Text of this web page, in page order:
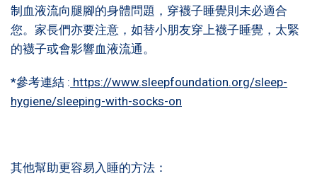
制血液流向腿腳的身體問題，穿襪子睡覺則未必適合
您。家長們亦要注意，如替小朋友穿上襪子睡覺，太緊
的襪子或會影響血液流通。
*參考連結 : https://www.sleepfoundation.org/sleep-
hygiene/sleeping-with-socks-on
其他幫助更容易入睡的方法：